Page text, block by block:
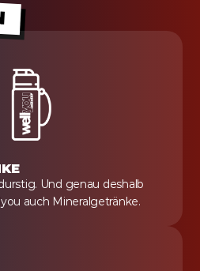
Und genau deshalb
auch Mineralgetränke.